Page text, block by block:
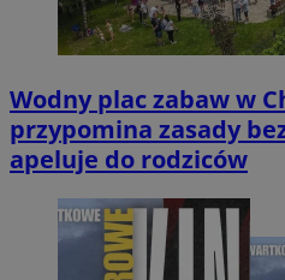
Wodny plac zabaw w
przypomina zasady
apeluje do rodziców